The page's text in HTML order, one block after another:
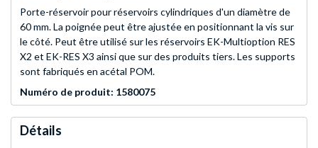
Porte-réservoir pour réservoirs cylindriques d'un diamètre de
60 mm. La poignée peut être ajustée en positionnant la vis sur
le côté. Peut être utilisé sur les réservoirs EK-Multioption RES
X2 et EK-RES X3 ainsi que sur des produits tiers. Les supports
sont fabriqués en acétal POM.
Numéro de produit: 1580075
Détails